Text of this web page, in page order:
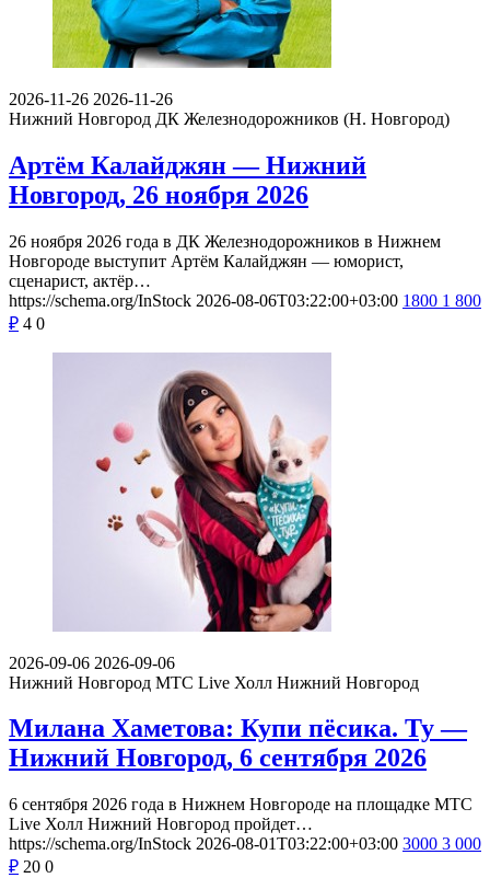
2026-11-26 2026-11-26
Нижний Новгород ДК Железнодорожников (Н. Новгород)
Артём Калайджян — Нижний
Новгород, 26 ноября 2026
26 ноября 2026 года в ДК Железнодорожников в Нижнем
Новгороде выступит Артём Калайджян — юморист,
сценарист, актёр…
https://schema.org/InStock 2026-08-06T03:22:00+03:00 1800 1 800
₽ 4 0
2026-09-06 2026-09-06
Нижний Новгород МТС Live Холл Нижний Новгород
Милана Хаметова: Купи пёсика. Ту —
Нижний Новгород, 6 сентября 2026
6 сентября 2026 года в Нижнем Новгороде на площадке МТС
Live Холл Нижний Новгород пройдет…
https://schema.org/InStock 2026-08-01T03:22:00+03:00 3000 3 000
₽ 20 0